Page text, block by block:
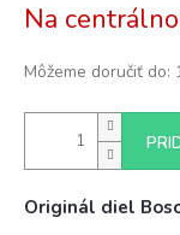
cena:
Na
Môžeme doručiť do:
Originál diel